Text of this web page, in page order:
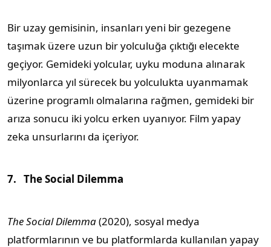
Bir uzay gemisinin, insanları yeni bir gezegene
taşımak üzere uzun bir yolculuğa çıktığı elecekte
geçiyor. Gemideki yolcular, uyku moduna alınarak
milyonlarca yıl sürecek bu yolculukta uyanmamak
üzerine programlı olmalarına rağmen, gemideki bir
arıza sonucu iki yolcu erken uyanıyor. Film yapay
zeka unsurlarını da içeriyor.
7. The Social Dilemma
The Social Dilemma(2020), sosyal medya
platformlarının ve bu platformlarda kullanılan yapay